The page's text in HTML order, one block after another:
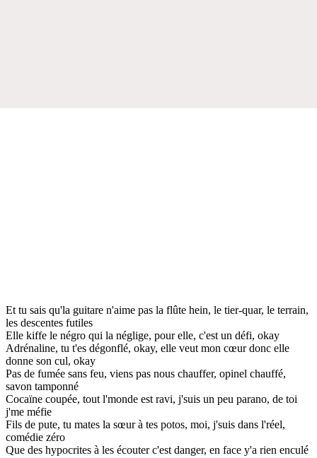
Et tu sais qu'la guitare n'aime pas la flûte hein, le tier-quar, le terrain,
les descentes futiles
Elle kiffe le négro qui la néglige, pour elle, c'est un défi, okay
Adrénaline, tu t'es dégonflé, okay, elle veut mon cœur donc elle
donne son cul, okay
Pas de fumée sans feu, viens pas nous chauffer, opinel chauffé,
savon tamponné
Cocaïne coupée, tout l'monde est ravi, j'suis un peu parano, de toi
j'me méfie
Fils de pute, tu mates la sœur à tes potos, moi, j'suis dans l'réel,
comédie zéro
Que des hypocrites à les écouter c'est danger, en face y'a rien enculé